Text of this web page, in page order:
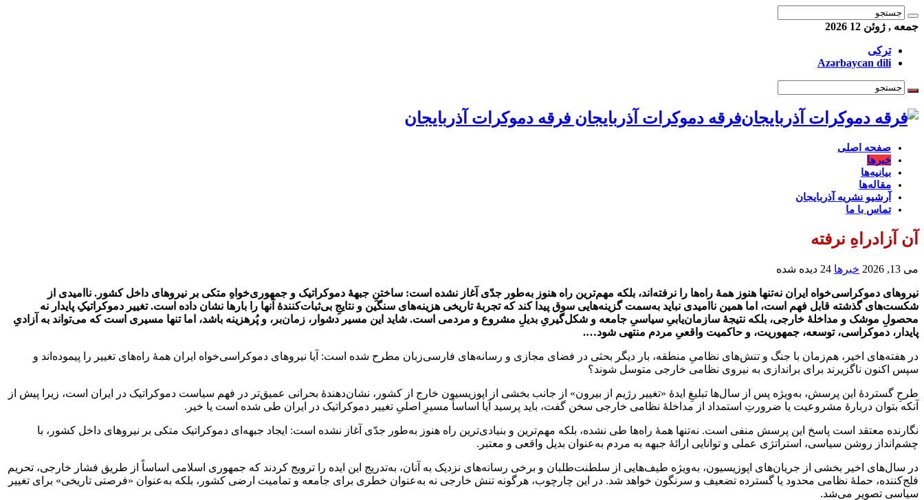
جمعه , ژوئن 12 2026
ترکی
Azərbaycan dili
فرقه دموکرات آذربایجان فرقه دموکرات آذربایجان
صفحه اصلی
خبرها
بیانیه‌ها
مقاله‌ها
آرشیو نشریه آذربایجان
تماس با ما
آن آزادراهِ نرفته
می 13, 2026 خبرها 24 دیده شده
نیروهای دموکراسی‌‌خواه ایران نه‌تنها هنوز همۀ راه‌ها را نرفته‌اند، بلکه مهم‌ترین راه هنوز به‌طور جدّی آغاز نشده است: ساختنِ جبهۀ دموکراتیک و جمهوری‌خواهِ متکی بر نیروهای داخل کشور. ناامیدی از
شکست‌های گذشته قابل‌ فهم است، اما همین ناامیدی نباید به‌سمت گزینه‌هایی سوق پیدا کند که تجربۀ تاریخی هزینه‌های سنگین و نتایجِ بی‌ثبات‌کنندۀ آنها را بارها نشان داده است. تغییر دموکراتیکِ پایدار نه
محصولِ موشک و مداخلۀ خارجی، بلکه نتیجۀ سازمان‌یابیِ سیاسیِ جامعه و شکل‌گیریِ بدیلِ مشروع و مردمی است. شاید این مسیر دشوار، زمان‌بر، و پُرهزینه باشد، اما تنها مسیری است که می‌تواند به آزادیِ
پایدار، دموکراسی، توسعه، جمهوریت، و حاکمیت واقعیِ مردم منتهی شود….
در هفته‌های اخیر، هم‌زمان با جنگ و تنش‌های نظامیِ منطقه، بار دیگر بحثی در فضای مجازی و رسانه‌های فارسی‌زبان مطرح شده است: آیا نیروهای دموکراسی‌خواه ایران همۀ راه‌های تغییر را پیموده‌اند و
سپس اکنون ناگزیرند برای براندازی به نیروی نظامی خارجی متوسل شوند؟
طرحِ گستردۀ این پرسش، به‌ویژه پس از سال‌ها تبلیغِ ایدۀ «تغییر رژیم از بیرون» از جانب بخشی از اپوزیسیون خارج از کشور، نشان‌دهندۀ بحرانی عمیق‌تر در فهم سیاست دموکراتیک در ایران است، زیرا پیش از
آنکه بتوان دربارۀ مشروعیت یا ضرورتِ استمداد از مداخلۀ نظامی خارجی سخن گفت، باید پرسید آیا اساساً مسیرِ اصلیِ تغییر دموکراتیک در ایران طی شده است یا خیر.
نگارنده معتقد است پاسخ این پرسش منفی است. نه‌تنها همۀ راه‌ها طی نشده، بلکه مهم‌ترین و بنیادی‌ترین راه هنوز به‌طور جدّی آغاز نشده است: ایجاد جبهه‌ا‌ی دموکراتیک متکی بر نیروهای داخل کشور، با
چشم‌انداز روشن سیاسی، استراتژی عملی و توانایی ارائۀ جبهه به مردم به‌عنوان بدیل واقعی و معتبر.
در سال‌های اخیر بخشی از جریان‌های اپوزیسیون، به‌ویژه طیف‌هایی از سلطنت‌طلبان و برخی رسانه‌های نزدیک به آنان، به‌تدریج این ایده را ترویج کردند که جمهوری اسلامی اساساً از طریق فشار خارجی، تحریم
فلج‌کننده، حملۀ نظامی محدود یا گسترده تضعیف و سرنگون خواهد شد. در این چارچوب، هرگونه تنش خارجی نه به‌عنوان خطری برای جامعه و تمامیت ارضی کشور، بلکه به‌عنوان «فرصتی تاریخی» برای تغییر
سیاسی تصویر می‌شد.